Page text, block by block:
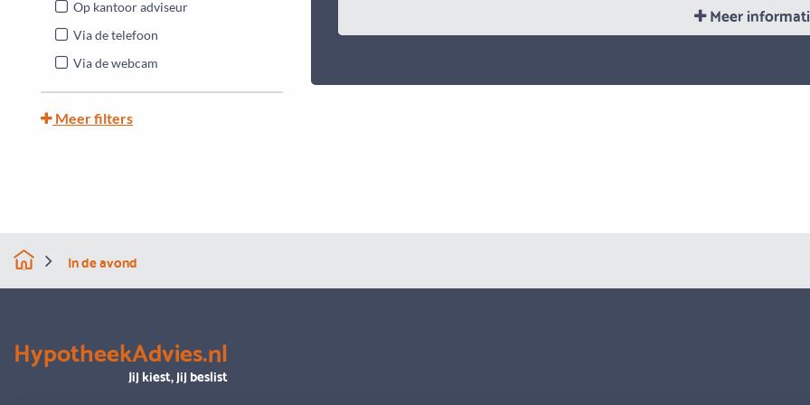
Op kantoor adviseur
Via de telefoon
Via de webcam
Meer filters
Meer
In de avond
HypotheekAdvies.nl
Jij kiest, jij beslist